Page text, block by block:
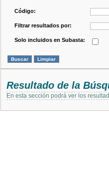
Código:
Filtrar resultados por:
Solo incluidos en Subasta:
Resultado de la
En esta sección podrá ver los